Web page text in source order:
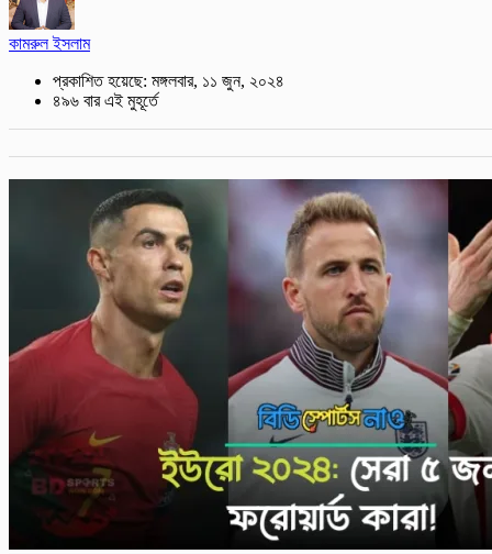
কামরুল ইসলাম
প্রকাশিত হয়েছে: মঙ্গলবার, ১১ জুন, ২০২৪
৪৯৬ বার এই মুহূর্তে